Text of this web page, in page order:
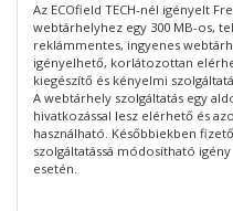
Az ECOfield TECH-nél igényelt
webtárhelyhez egy 300 MB-os,
reklámmentes, ingyenes
igényelhető, korlátozottan
kiegészítő és kényelmi
A webtárhely szolgáltatás egy
hivatkozással lesz elérhető és
használható. Későbbiekben
szolgáltatássá módosítható igény
esetén.